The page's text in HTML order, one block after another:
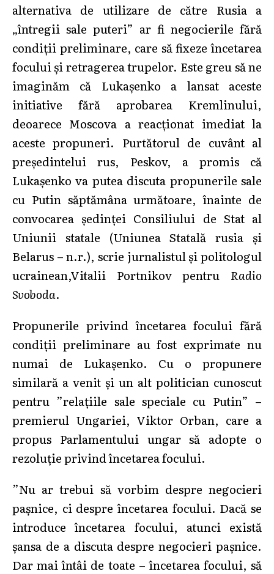
alternativa de utilizare de către Rusia a
„întregii sale puteri” ar fi negocierile fără
condiții preliminare, care să fixeze încetarea
focului și retragerea trupelor. Este greu să ne
imaginăm că Lukașenko a lansat aceste
initiative fără aprobarea Kremlinului,
deoarece Moscova a reacționat imediat la
aceste propuneri. Purtătorul de cuvânt al
președintelui rus, Peskov, a promis că
Lukașenko va putea discuta propunerile sale
cu Putin săptămâna următoare, înainte de
convocarea ședinței Consiliului de Stat al
Uniunii statale (Uniunea Statală rusia și
Belarus – n.r.), scrie jurnalistul și politologul
ucrainean,Vitalii Portnikov pentru Radio
Svoboda.
Propunerile privind încetarea focului fără
condiții preliminare au fost exprimate nu
numai de Lukașenko. Cu o propunere
similară a venit și un alt politician cunoscut
pentru ”relațiile sale speciale cu Putin” –
premierul Ungariei, Viktor Orban, care a
propus Parlamentului ungar să adopte o
rezoluție privind încetarea focului.
”Nu ar trebui să vorbim despre negocieri
pașnice, ci despre încetarea focului. Dacă se
introduce încetarea focului, atunci există
șansa de a discuta despre negocieri pașnice.
Dar mai întâi de toate – încetarea focului, să